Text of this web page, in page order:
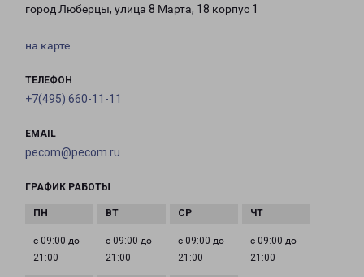
город Люберцы, улица 8 Марта, 18 корпус 1
на карте
ТЕЛЕФОН
+7(495) 660-11-11
EMAIL
pecom@pecom.ru
ГРАФИК РАБОТЫ
с 09:00 до
21:00
с 09:00 до
21:00
с 09:00 до
21:00
с 09:00 до
21:00